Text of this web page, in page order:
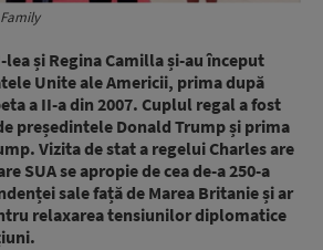
lea și Regina Camilla și-au început
Unite ale Americii, prima după
a II-a din 2007. Cuplul regal a fost
președintele Donald Trump și prima
Vizita de stat a regelui Charles are
SUA se apropie de cea de-a 250-a
sale față de Marea Britanie și ar
relaxarea tensiunilor diplomatice